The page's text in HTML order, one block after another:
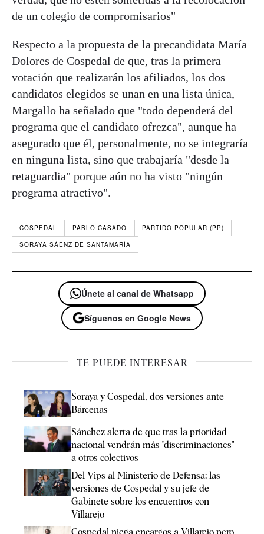
de un colegio de compromisarios"
Respecto a la propuesta de la precandidata María
Dolores de Cospedal de que, tras la primera
votación que realizarán los afiliados, los dos
candidatos elegidos se unan en una lista única,
Margallo ha señalado que "todo dependerá del
programa que el candidato ofrezca", aunque ha
asegurado que él, personalmente, no se integraría
en ninguna lista, sino que trabajaría "desde la
retaguardia" porque aún no ha visto "ningún
programa atractivo".
COSPEDAL PABLO CASADO
PARTIDO POPULAR (PP)
SORAYA SÁENZ DE SANTAMARÍA
Únete al canal de Whatsapp
Síguenos en Google News
TE PUEDE INTERESAR
Soraya y Cospedal, dos versiones ante
Bárcenas
Sánchez alerta de que tras la prioridad
nacional vendrán más "discriminaciones"
a otros colectivos
Del Vips al Ministerio de Defensa: las
versiones de Cospedal y su jefe de
Gabinete sobre los encuentros con
Villarejo